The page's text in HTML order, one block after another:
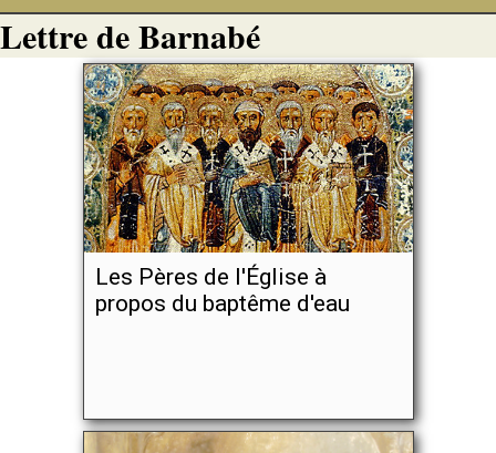
Lettre de Barnabé
Les Pères de l'Église à
propos du baptême d'eau